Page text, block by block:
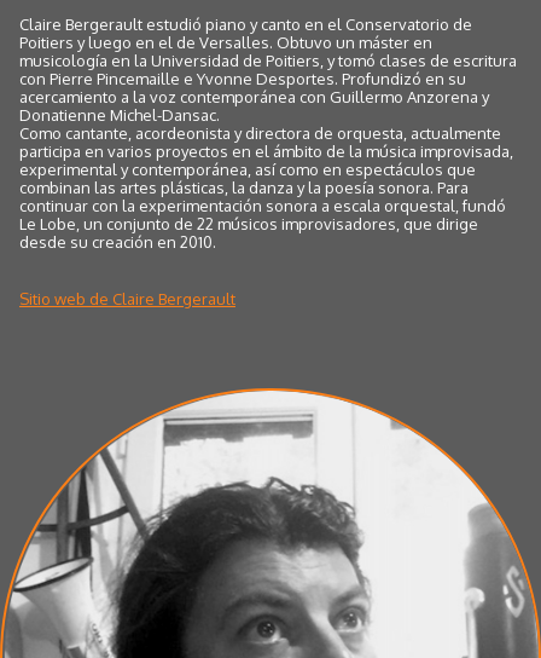
Claire Bergerault estudió piano y canto en el Conservatorio de
Poitiers y luego en el de Versalles. Obtuvo un máster en
musicología en la Universidad de Poitiers, y tomó clases de escritura
con Pierre Pincemaille e Yvonne Desportes. Profundizó en su
acercamiento a la voz contemporánea con Guillermo Anzorena y
Donatienne Michel-Dansac.
Como cantante, acordeonista y directora de orquesta, actualmente
participa en varios proyectos en el ámbito de la música improvisada,
experimental y contemporánea, así como en espectáculos que
combinan las artes plásticas, la danza y la poesía sonora. Para
continuar con la experimentación sonora a escala orquestal, fundó
Le Lobe, un conjunto de 22 músicos improvisadores, que dirige
desde su creación en 2010.
Sitio web de Claire Bergerault